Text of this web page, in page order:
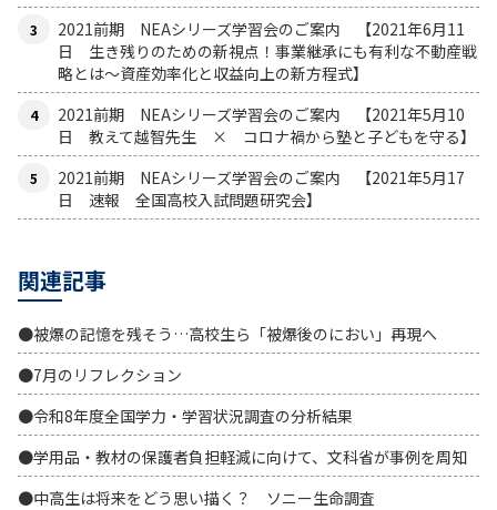
2021前期 NEAシリーズ学習会のご案内 【2021年6月11
日 生き残りのための新視点！事業継承にも有利な不動産戦
略とは〜資産効率化と収益向上の新方程式】
2021前期 NEAシリーズ学習会のご案内 【2021年5月10
日 教えて越智先生 × コロナ禍から塾と子どもを守る】
2021前期 NEAシリーズ学習会のご案内 【2021年5月17
日 速報 全国高校入試問題研究会】
関連記事
●被爆の記憶を残そう…高校生ら「被爆後のにおい」再現へ
●7月のリフレクション
●令和8年度全国学力・学習状況調査の分析結果
●学用品・教材の保護者負担軽減に向けて、文科省が事例を周知
●中高生は将来をどう思い描く？ ソニー生命調査